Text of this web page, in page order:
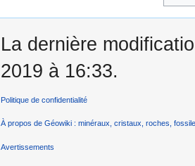
La dernière
2019 à 16:33.
Politique de confidentialité
À propos de Géowiki : minéraux, cristaux, roches,
Avertissements